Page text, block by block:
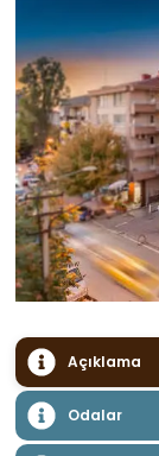
Açıklama
Odalar